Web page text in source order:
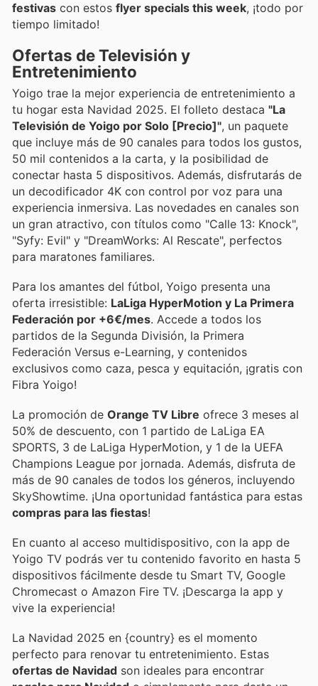
festivas con estos flyer specials this week, ¡todo por
tiempo limitado!
Ofertas de Televisión y
Entretenimiento
Yoigo trae la mejor experiencia de entretenimiento a
tu hogar esta Navidad 2025. El folleto destaca "La
Televisión de Yoigo por Solo [Precio]", un paquete
que incluye más de 90 canales para todos los gustos,
50 mil contenidos a la carta, y la posibilidad de
conectar hasta 5 dispositivos. Además, disfrutarás de
un decodificador 4K con control por voz para una
experiencia inmersiva. Las novedades en canales son
un gran atractivo, con títulos como "Calle 13: Knock",
"Syfy: Evil" y "DreamWorks: Al Rescate", perfectos
para maratones familiares.
Para los amantes del fútbol, Yoigo presenta una
oferta irresistible: LaLiga HyperMotion y La Primera
Federación por +6€/mes. Accede a todos los
partidos de la Segunda División, la Primera
Federación Versus e-Learning, y contenidos
exclusivos como caza, pesca y equitación, ¡gratis con
Fibra Yoigo!
La promoción de Orange TV Libre ofrece 3 meses al
50% de descuento, con 1 partido de LaLiga EA
SPORTS, 3 de LaLiga HyperMotion, y 1 de la UEFA
Champions League por jornada. Además, disfruta de
más de 90 canales de todos los géneros, incluyendo
SkyShowtime. ¡Una oportunidad fantástica para estas
compras para las fiestas!
En cuanto al acceso multidispositivo, con la app de
Yoigo TV podrás ver tu contenido favorito en hasta 5
dispositivos fácilmente desde tu Smart TV, Google
Chromecast o Amazon Fire TV. ¡Descarga la app y
vive la experiencia!
La Navidad 2025 en {country} es el momento
perfecto para renovar tu entretenimiento. Estas
ofertas de Navidad son ideales para encontrar